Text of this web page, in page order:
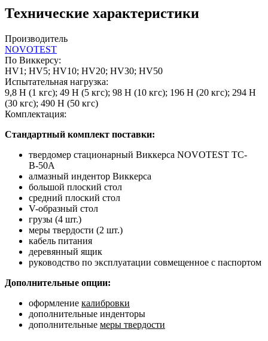
Технические характеристики
Производитель
NOVOTEST
По Виккерсу:
HV1; HV5; HV10; HV20; HV30; HV50
Испытательная нагрузка:
9,8 Н (1 кгс); 49 Н (5 кгс); 98 Н (10 кгс); 196 Н (20 кгс); 294 Н
(30 кгс); 490 Н (50 кгс)
Комплектация:
Стандартный комплект поставки:
твердомер стационарный Виккерса NOVOTEST ТС-
В-50А
алмазный индентор Виккерса
большой плоский стол
средний плоский стол
V-образный стол
грузы (4 шт.)
меры твердости (2 шт.)
кабель питания
деревянный ящик
руководство по эксплуатации совмещенное с паспортом
Дополнительные опции:
оформление калибровки
дополнительные инденторы
дополнительные меры твердости